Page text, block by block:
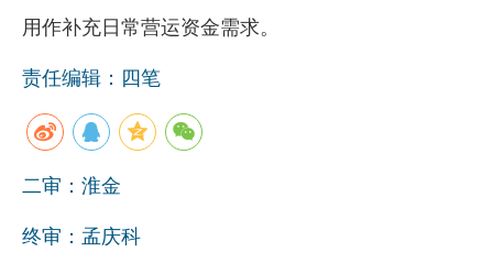
企业文化
《资源再生》杂志
行情报价
数字报
用作补充日常营运资金需求。
责任编辑：四笔
二审：淮金
终审：孟庆科